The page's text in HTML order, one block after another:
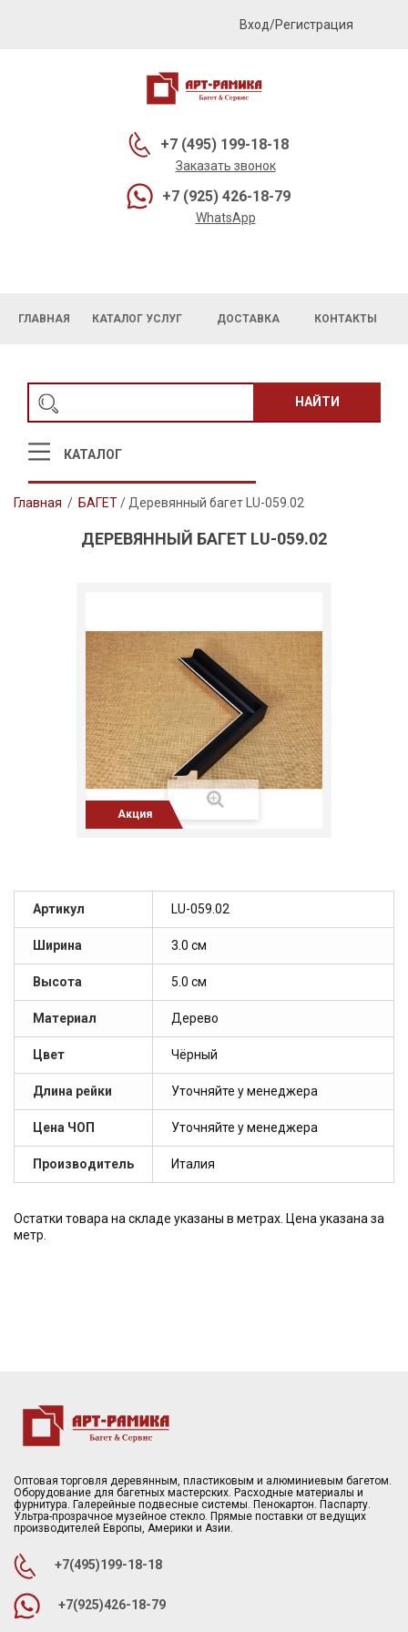
Вход/Регистрация
+7 (495) 199-18-18
Заказать звонок
+7 (925) 426-18-79
WhatsApp
ГЛАВНАЯ КАТАЛОГ УСЛУГ ДОСТАВКА КОНТАКТЫ
НАЙТИ
КАТАЛОГ
Главная / БАГЕТ/ Деревянный багет LU-059.02
ДЕРЕВЯННЫЙ БАГЕТ LU-059.02
Акция
Артикул LU-059.02
Ширина 3.0 см
Высота 5.0 см
Материал Дерево
Цвет Чёрный
Длина рейки Уточняйте у менеджера
Цена ЧОП Уточняйте у менеджера
Производитель Италия
Остатки товара на складе указаны в метрах. Цена указана за
метр.
Оптовая торговля деревянным, пластиковым и алюминиевым багетом.
Оборудование для багетных мастерских. Расходные материалы и
фурнитура. Галерейные подвесные системы. Пенокартон. Паспарту.
Ультра-прозрачное музейное стекло. Прямые поставки от ведущих
производителей Европы, Америки и Азии.
+7(495)199-18-18
+7(925)426-18-79